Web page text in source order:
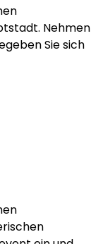
Nehmen
Sie sich